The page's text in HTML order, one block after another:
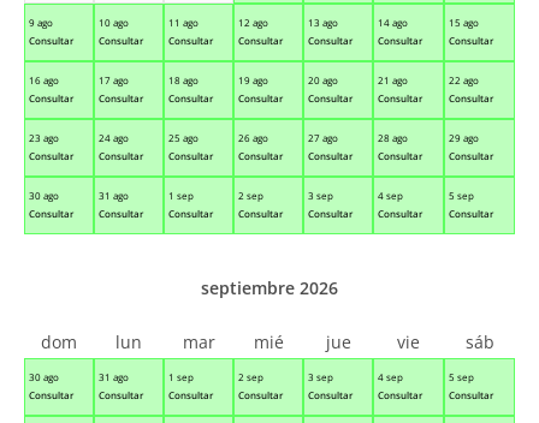
9 ago
Consultar
10 ago
Consultar
11 ago
Consultar
12 ago
Consultar
13 ago
Consultar
14 ago
Consultar
15 ago
Consultar
16 ago
Consultar
17 ago
Consultar
18 ago
Consultar
19 ago
Consultar
20 ago
Consultar
21 ago
Consultar
22 ago
Consultar
23 ago
Consultar
24 ago
Consultar
25 ago
Consultar
26 ago
Consultar
27 ago
Consultar
28 ago
Consultar
29 ago
Consultar
30 ago
Consultar
31 ago
Consultar
1 sep
Consultar
2 sep
Consultar
3 sep
Consultar
4 sep
Consultar
5 sep
Consultar
30 ago
Consultar
31 ago
Consultar
1 sep
Consultar
2 sep
Consultar
3 sep
Consultar
4 sep
Consultar
5 sep
Consultar
septiembre 2026
dom lun mar mié jue vie sáb